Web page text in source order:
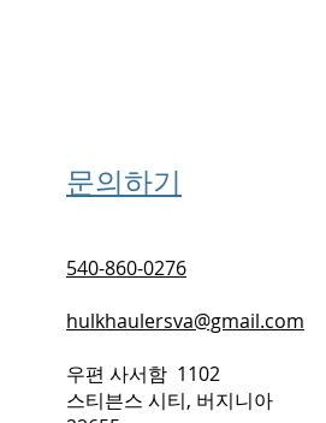
문의하기
540-860-0276
hulkhaulersva@gmail.com
우편 사서함 1102
스티븐스 시티, 버지니아